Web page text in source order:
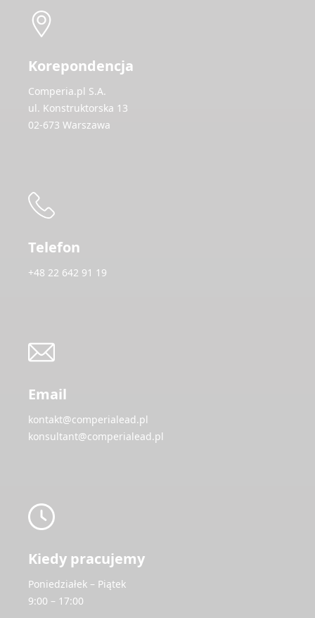
Korepondencja
Comperia.pl S.A.
ul. Konstruktorska 13
02-673 Warszawa
Telefon
+48 22 642 91 19
Email
kontakt@comperialead.pl
konsultant@comperialead.pl
Kiedy pracujemy
Poniedziałek – Piątek
9:00 – 17:00